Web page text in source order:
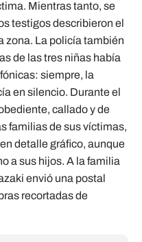
Mientras tanto, se
testigos describieron el
zona. La policía también
de las tres niñas había
siempre, la
en silencio. Durante el
callado y de
familias de sus víctimas,
detalle gráfico, aunque
a sus hijos. A la familia
envió una postal
recortadas de